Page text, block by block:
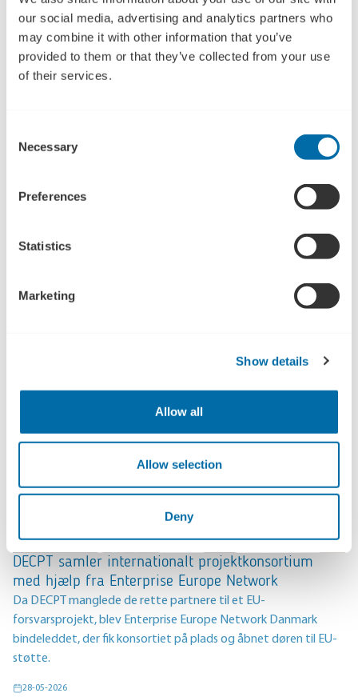
our social media, advertising and analytics partners who
may combine it with other information that you’ve
provided to them or that they’ve collected from your use
of their services.
Selection
Necessary
Preferences
Statistics
Marketing
Show details
Allow all
Allow selection
Deny
støjskærme til internationalt projekt
litauisk samarbejdspartner, hvilket allerede har skabt en
meromsætning på 500.000 kr.
DECPT samler internationalt projektkonsortium
med hjælp fra Enterprise Europe Network
Da DECPT manglede de rette partnere til et EU-
forsvarsprojekt, blev Enterprise Europe Network Danmark
bindeleddet, der fik konsortiet på plads og åbnet døren til EU-
støtte.
28-05-2026